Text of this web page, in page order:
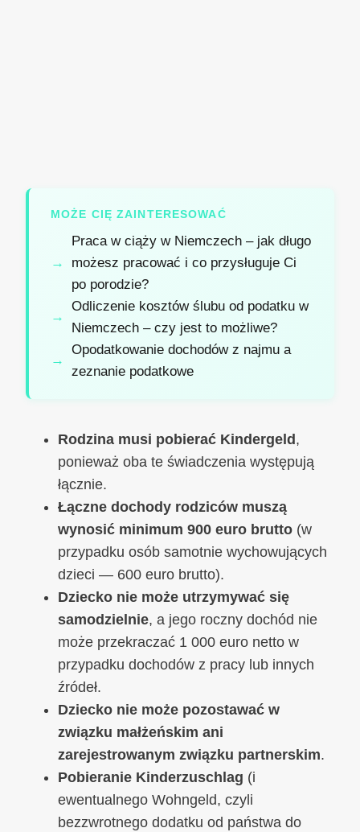
MOŻE CIĘ ZAINTERESOWAĆ
Praca w ciąży w Niemczech – jak długo
możesz pracować i co przysługuje Ci
po porodzie?
Odliczenie kosztów ślubu od podatku w
Niemczech – czy jest to możliwe?
Opodatkowanie dochodów z najmu a
zeznanie podatkowe
Rodzina musi pobierać Kindergeld ,
ponieważ oba te świadczenia występują
łącznie.
Łączne dochody rodziców muszą
wynosić minimum 900 euro brutto (w
przypadku osób samotnie wychowujących
dzieci — 600 euro brutto).
Dziecko nie może utrzymywać się
samodzielnie, a jego roczny dochód nie
może przekraczać 1 000 euro netto w
przypadku dochodów z pracy lub innych
źródeł.
Dziecko nie może pozostawać w
związku małżeńskim ani
zarejestrowanym związku partnerskim.
Pobieranie Kinderzuschlag (i
ewentualnego Wohngeld, czyli
bezzwrotnego dodatku od państwa do